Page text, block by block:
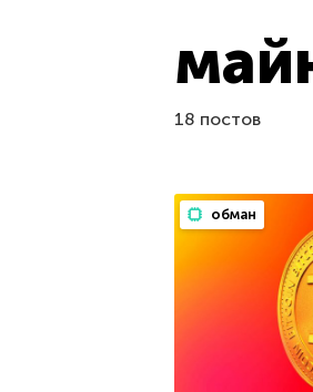
18 постов
обман